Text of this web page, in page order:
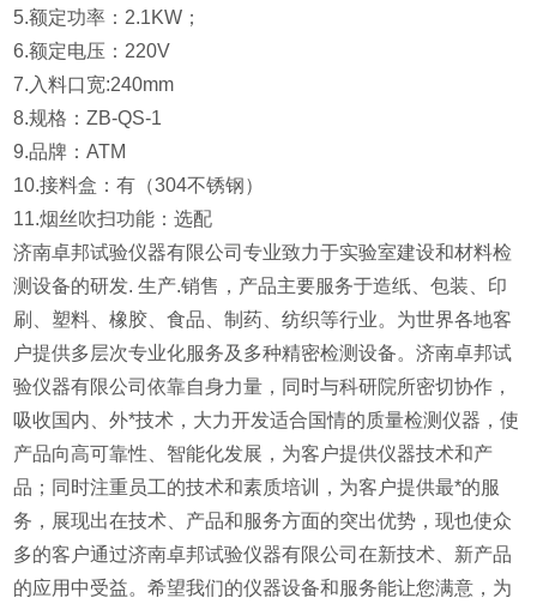
5.额定功率：2.1KW；
6.额定电压：220V
7.入料口宽:240mm
8.规格：ZB-QS-1
9.品牌：ATM
10.接料盒：有（304不锈钢）
11.烟丝吹扫功能：选配
济南卓邦试验仪器有限公司专业致力于实验室建设和材料检
测设备的研发. 生产.销售，产品主要服务于造纸、包装、印
刷、塑料、橡胶、食品、制药、纺织等行业。为世界各地客
户提供多层次专业化服务及多种精密检测设备。济南卓邦试
验仪器有限公司依靠自身力量，同时与科研院所密切协作，
吸收国内、外*技术，大力开发适合国情的质量检测仪器，使
产品向高可靠性、智能化发展，为客户提供仪器技术和产
品；同时注重员工的技术和素质培训，为客户提供最*的服
务，展现出在技术、产品和服务方面的突出优势，现也使众
多的客户通过济南卓邦试验仪器有限公司在新技术、新产品
的应用中受益。希望我们的仪器设备和服务能让您满意，为